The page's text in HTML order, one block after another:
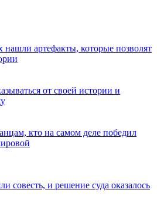
нашли артефакты, которые позволят
от своей истории и
кто на самом деле победил
совесть, и решение суда оказалось